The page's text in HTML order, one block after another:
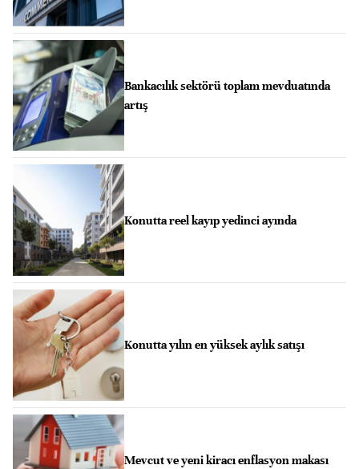
Bankacılık sektörü toplam mevduatında
artış
Konutta reel kayıp yedinci ayında
Konutta yılın en yüksek aylık satışı
Mevcut ve yeni kiracı enflasyon makası